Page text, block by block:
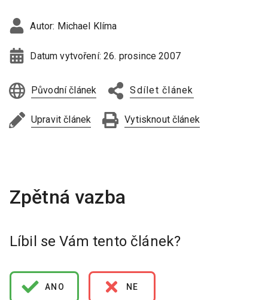
Autor: Michael Klíma
Datum vytvoření:26. prosince 2007
Původní článek Sdílet článek
Upravit článek Vytisknout článek
Líbil se Vám tento článek?
ANO NE